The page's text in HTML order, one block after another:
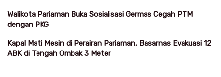
Walikota Pariaman Buka Sosialisasi Germas Cegah PTM
dengan PKG
Kapal Mati Mesin di Perairan Pariaman, Basarnas Evakuasi 12
ABK di Tengah Ombak 3 Meter